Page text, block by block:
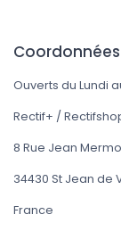
Coordonnées
Ouverts du Lundi
Rectif+ /
8 Rue Jean
34430 St Jean de
France